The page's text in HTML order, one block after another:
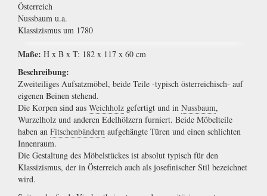
Österreich
Nussbaum u.a.
Klassizismus um 1780
Maße: H x B x T: 182 x 117 x 60 cm
Beschreibung:
Zweiteiliges Aufsatzmöbel, beide Teile -typisch österreichisch- auf
eigenen Beinen stehend.
Die Korpen sind aus Weichholz gefertigt und in Nussbaum,
Wurzelholz und anderen Edelhölzern furniert. Beide Möbelteile
haben an Fitschenbändern aufgehängte Türen und einen schlichten
Innenraum.
Die Gestaltung des Möbelstückes ist absolut typisch für den
Klassizismus, der in Österreich auch als josefinischer Stil bezeichnet
wird.